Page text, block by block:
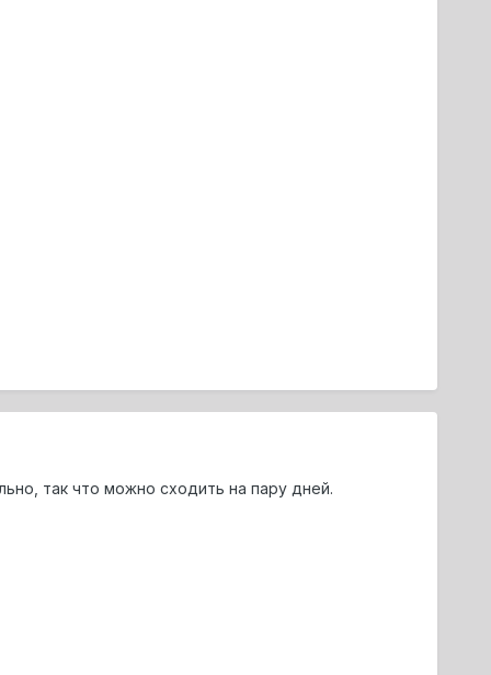
так что можно сходить на пару дней.